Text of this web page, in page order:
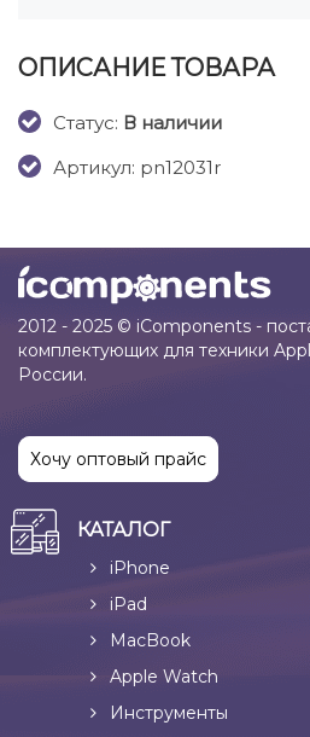
ОПИСАНИЕ ТОВАРА
Cтатус: В наличии
Артикул: pn12031r
2012 - 2025 © iComponents -
комплектующих для техники
России.
Хочу оптовый прайс
КАТАЛОГ
iPhone
iPad
MacBook
Apple Watch
Инструменты